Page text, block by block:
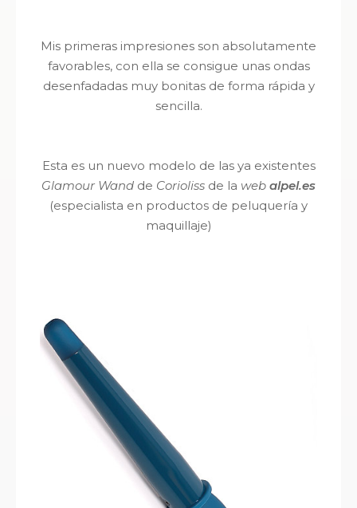
Mis primeras impresiones son absolutamente
favorables, con ella se consigue unas ondas
desenfadadas muy bonitas de forma rápida y
sencilla.
Esta es un nuevo modelo de las ya existentes
Glamour Wand de Corioliss de la web alpel.es
(especialista en productos de peluquería y
maquillaje)